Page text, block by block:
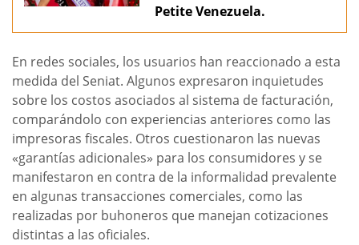
Petite Venezuela.
En redes sociales, los usuarios han reaccionado a esta
medida del Seniat. Algunos expresaron inquietudes
sobre los costos asociados al sistema de facturación,
comparándolo con experiencias anteriores como las
impresoras fiscales. Otros cuestionaron las nuevas
«garantías adicionales» para los consumidores y se
manifestaron en contra de la informalidad prevalente
en algunas transacciones comerciales, como las
realizadas por buhoneros que manejan cotizaciones
distintas a las oficiales.